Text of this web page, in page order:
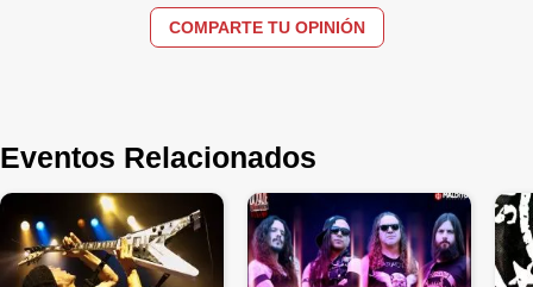
COMPARTE TU OPINIÓN
Eventos Relacionados